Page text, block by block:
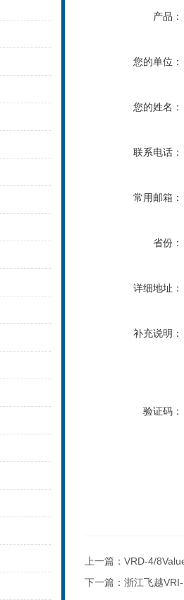
产品：
您的单位：
您的姓名：
联系电话：
常用邮箱：
省份：
详细地址：
补充说明：
验证码：
上一篇： VRD-4/
下一篇： 浙江飞越